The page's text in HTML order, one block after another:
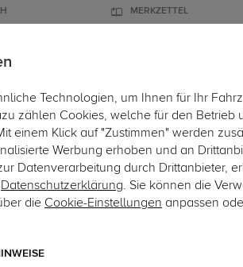
MERKZETTEL
FAHRRADTRÄGER ZUBEHÖR
Art.-Nr. KT01039-1
Technologien, um Ihnen für Ihr
zählen Cookies, welche für den Betrieb
einem Klick auf "Zustimmen" werden
Werbung erhoben und an
Datenverarbeitung durch Drittanbieter,
Datenschutzerklärung. Sie können die
die Cookie-Einstellungen anpassen